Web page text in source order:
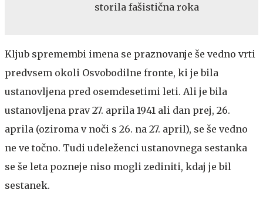
storila fašistična roka
Kljub spremembi imena se praznovanje še vedno vrti
predvsem okoli Osvobodilne fronte, ki je bila
ustanovljena pred osemdesetimi leti. Ali je bila
ustanovljena prav 27. aprila 1941 ali dan prej, 26.
aprila (oziroma v noči s 26. na 27. april), se še vedno
ne ve točno. Tudi udeleženci ustanovnega sestanka
se še leta pozneje niso mogli zediniti, kdaj je bil
sestanek.